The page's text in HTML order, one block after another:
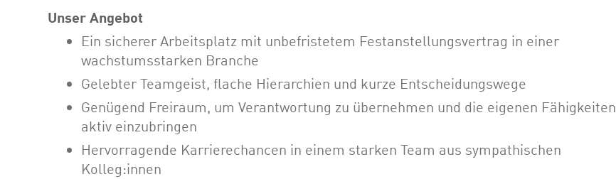
Unser Angebot
Ein sicherer Arbeitsplatz mit unbefristetem Festanstellungsvertrag in einer
wachstumsstarken Branche
Gelebter Teamgeist, flache Hierarchien und kurze Entscheidungswege
Genügend Freiraum, um Verantwortung zu übernehmen und die eigenen Fähigkeiten
aktiv einzubringen
Hervorragende Karrierechancen in einem starken Team aus sympathischen
Kolleg:innen